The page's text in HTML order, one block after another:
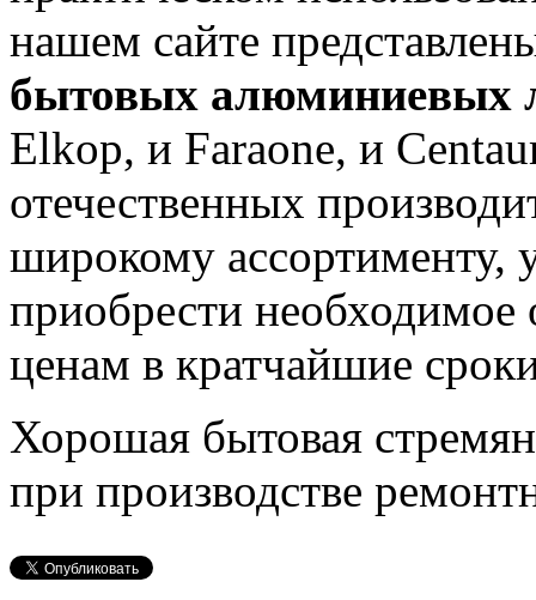
нашем сайте
бытовых алюминиевых
Elkop, и Faraone, и
отечественных
широкому ассортименту,
приобрести
ценам в кратчайшие
Хорошая бытовая
при производстве